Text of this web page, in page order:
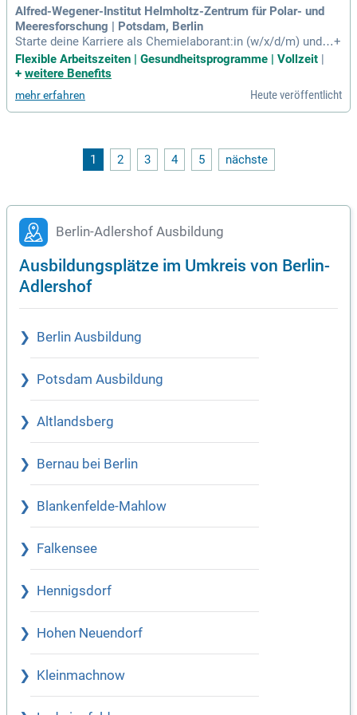
ne Karriere mit uns und nutze unsere Chancen für deine beru
fliche Entwicklung!
Alfred-Wegener-Institut Helmholtz-Zentrum für Polar- und
Meeresforschung | Potsdam, Berlin
Starte deine Karriere als Chemielaborant:in (w/x/d/m) und e
ntdecke die Welt der Wissenschaft hautnah! Unser renommi
ertes Institut in Potsdam sucht ab August 2027 motivierte A
r Ausbildung wirst du Proben vorbereiten, chemische Unters
uchungen durchführen und moderne Laborgeräte bedienen.
onal zusammenarbeitest. Dokumentiere sorgfältig deine Ve
rsuchsergebnisse und unterstütze die Labororganisation. Be
+
Flexible Arbeitszeiten | Gesundheitsprogramme | Vollzeit |
+ weitere Benefits
mehr erfahren Heute veröffentlicht
1 2 3 4 5 nächste
Berlin-Adlershof Ausbildung
Ausbildungsplätze im Umkreis von Berlin-
Adlershof
Berlin Ausbildung
Potsdam Ausbildung
Altlandsberg
Bernau bei Berlin
Blankenfelde-Mahlow
Falkensee
Hennigsdorf
Hohen Neuendorf
Kleinmachnow